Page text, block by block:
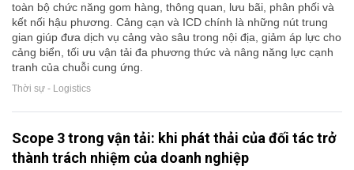
toàn bộ chức năng gom hàng, thông quan, lưu bãi, phân phối và
kết nối hậu phương. Cảng cạn và ICD chính là những nút trung
gian giúp đưa dịch vụ cảng vào sâu trong nội địa, giảm áp lực cho
cảng biển, tối ưu vận tải đa phương thức và nâng năng lực cạnh
tranh của chuỗi cung ứng.
Thời sự - Logistics
Scope 3 trong vận tải: khi phát thải của đối tác trở
thành trách nhiệm của doanh nghiệp